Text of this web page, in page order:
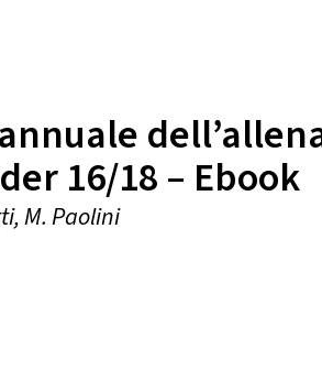
16/18 – Ebook
M. Paolini